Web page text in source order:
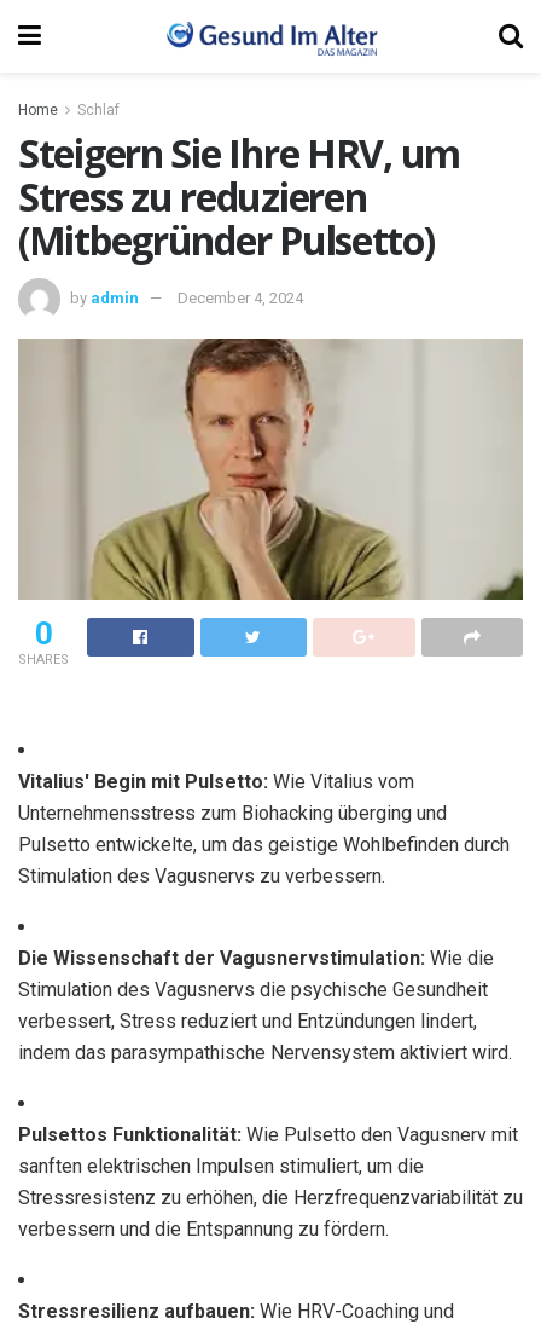
Home Schlaf
Steigern Sie Ihre HRV, um
Stress zu reduzieren
(Mitbegründer Pulsetto)
by admin December 4, 2024
0
SHARES
Vitalius' Begin mit Pulsetto: Wie Vitalius vom
Unternehmensstress zum Biohacking überging und
Pulsetto entwickelte, um das geistige Wohlbefinden durch
Stimulation des Vagusnervs zu verbessern.
Die Wissenschaft der Vagusnervstimulation: Wie die
Stimulation des Vagusnervs die psychische Gesundheit
verbessert, Stress reduziert und Entzündungen lindert,
indem das parasympathische Nervensystem aktiviert wird.
Pulsettos Funktionalität: Wie Pulsetto den Vagusnerv mit
sanften elektrischen Impulsen stimuliert, um die
Stressresistenz zu erhöhen, die Herzfrequenzvariabilität zu
verbessern und die Entspannung zu fördern.
Stressresilienz aufbauen: Wie HRV-Coaching und